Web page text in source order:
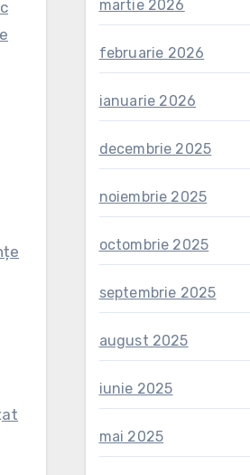
martie 2026
februarie 2026
ianuarie 2026
decembrie 2025
noiembrie 2025
octombrie 2025
septembrie 2025
august 2025
iunie 2025
mai 2025